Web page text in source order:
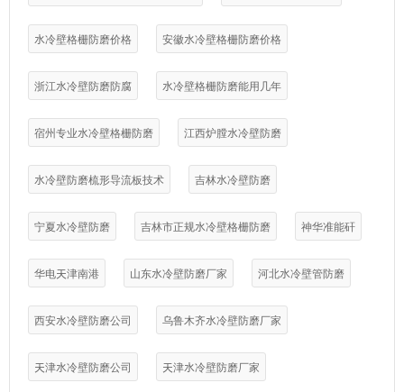
水冷壁格栅防磨价格 安徽水冷壁格栅防磨价格
浙江水冷壁防磨防腐 水冷壁格栅防磨能用几年
宿州专业水冷壁格栅防磨 江西炉膛水冷壁防磨
水冷壁防磨梳形导流板技术 吉林水冷壁防磨
宁夏水冷壁防磨 吉林市正规水冷壁格栅防磨 神华准能矸
华电天津南港 山东水冷壁防磨厂家 河北水冷壁管防磨
西安水冷壁防磨公司 乌鲁木齐水冷壁防磨厂家
天津水冷壁防磨公司 天津水冷壁防磨厂家